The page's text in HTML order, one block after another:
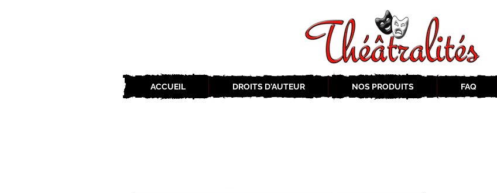
ACCUEIL DROITS D'AUTEUR NOS PRODUITS FAQ